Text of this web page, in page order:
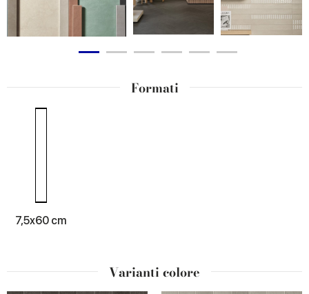
Formati
7,5x60 cm
Varianti colore